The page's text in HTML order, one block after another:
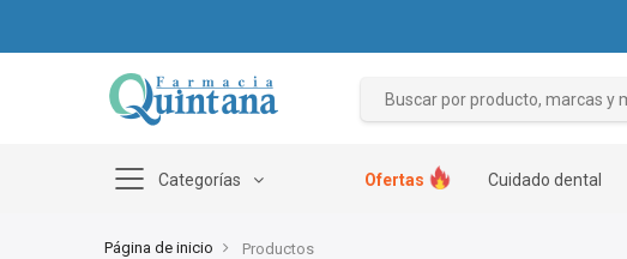
Categorías Ofertas Cuidado dental
Página de inicio Productos